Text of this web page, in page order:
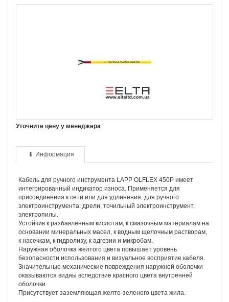
Уточните цену у менеджера
Информация
Кабель для ручного инструмента LAPP OLFLEX 450Р имеет
интегрированный индикатор износа. Применяется для
присоединения к сети или для удлинения, для ручного
электроинструмента: дрели, точильный электроинструмент,
электропилы.
Устойчив к разбавленным кислотам, к смазочным материалам на
основании минеральных масел, к водным щелочным растворам,
к насечкам, к гидролизу, к адгезии и микробам.
Наружная оболочка желтого цвета повышает уровень
безопасности использования и визуальное восприятие кабеля.
Значительные механические повреждения наружной оболочки
оказываются видны вследствие красного цвета внутренней
оболочки.
Присутствует заземляющая желто-зеленого цвета жила.